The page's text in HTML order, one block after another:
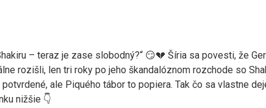
– teraz je zase slobodný?“ 😏💔 Šíria sa povesti, že
rozišli, len tri roky po jeho škandalóznom rozchode so
ale Piquého tábor to popiera. Tak čo sa vlastne
nižšie 👇